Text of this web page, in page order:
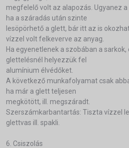
megfelelő volt az alapozás. Ugyanez
ha a száradás után szinte
lesöpörhető a glett, bár itt az is
vízzel volt felkeverve az anyag.
Ha egyenetlenek a szobában a
glettelésnél helyezzük fel
alumínium élvédőket.
A következő munkafolyamat csak
ha már a glett teljesen
megkötött, ill. megszáradt.
Szerszámkarbantartás: Tiszta vízzel
glettvas ill. spakli.
6. Csiszolás